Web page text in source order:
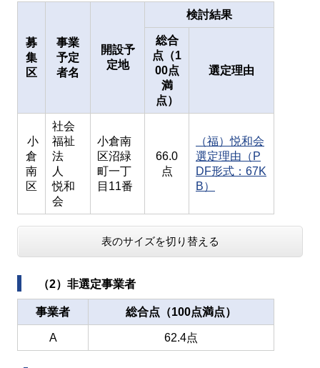
募
集
区
事業
予定
者名
開設予
定地
検討結果
総合
点（1
00点
満
点）
選定理由
小
倉
南
区
社会
福祉
法
人
悦和
会
小倉南
区沼緑
町一丁
目11番
66.0
点
（福）悦和会
選定理由（P
DF形式：67K
B）
表のサイズを切り替える
（2）非選定事業者
事業者 総合点（100点満点）
A 62.4点